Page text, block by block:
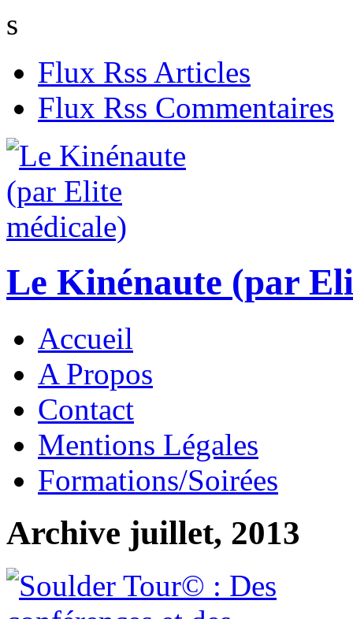
s
Flux Rss Articles
Flux Rss Commentaires
Le Kinénaute (par
Accueil
A Propos
Contact
Mentions Légales
Formations/Soirées
Archive juillet, 2013